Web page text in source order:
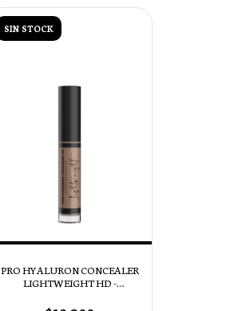
SIN STOCK
PRO HYALURON CONCEALER
LIGHTWEIGHT HD -
HD - Tono HCL 25 Macadamia